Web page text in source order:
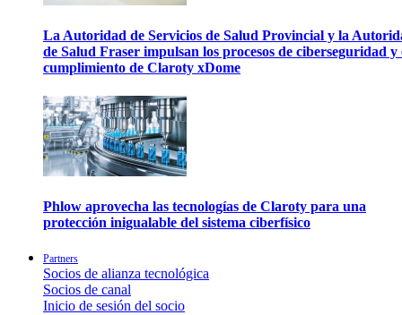
La Autoridad de Servicios de Salud Provincial y la
de Salud Fraser impulsan los procesos de ciberseguridad y
cumplimiento de Claroty xDome
Phlow aprovecha las tecnologías de Claroty para una
protección inigualable del sistema ciberfísico
Partners
Socios de alianza tecnológica
Socios de canal
Inicio de sesión del socio